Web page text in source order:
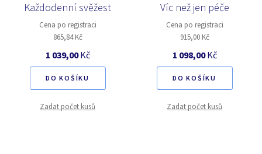
Každodenní svěžest
Cena po registraci
865,84 Kč
1 039,00Kč
DO KOŠÍKU
Zadat počet kusů
Víc než jen péče
Cena po registraci
915,00 Kč
1 098,00Kč
DO KOŠÍKU
Zadat počet kusů